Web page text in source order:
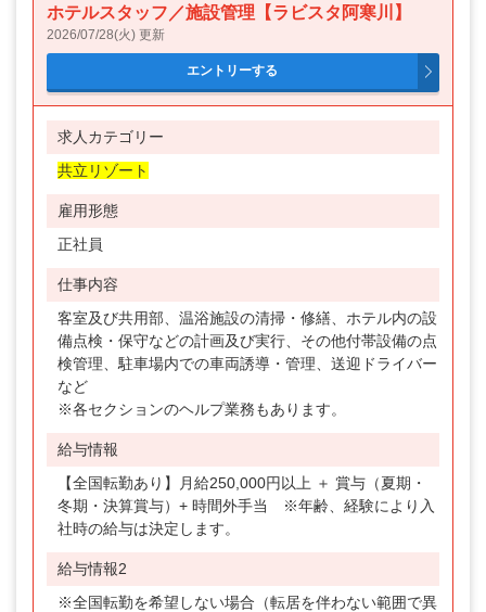
ホテルスタッフ／施設管理【ラビスタ阿寒川】
2026/07/28(火) 更新
求人カテゴリー
共立リゾート
雇用形態
正社員
仕事内容
客室及び共用部、温浴施設の清掃・修繕、ホテル内の設
備点検・保守などの計画及び実行、その他付帯設備の点
検管理、駐車場内での車両誘導・管理、送迎ドライバー
など
※各セクションのヘルプ業務もあります。
給与情報
【全国転勤あり】月給250,000円以上 ＋ 賞与（夏期・
冬期・決算賞与）+ 時間外手当 ※年齢、経験により入
社時の給与は決定します。
給与情報2
※全国転勤を希望しない場合（転居を伴わない範囲で異